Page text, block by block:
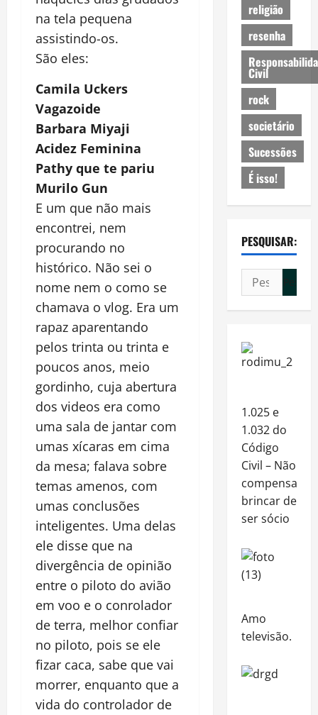
na tela pequena
assistindo-os.
São eles:
Camila Uckers
Vagazoide
Barbara Miyaji
Acidez Feminina
Pathy que te pariu
Murilo Gun
E um que não mais
encontrei, nem
procurando no
histórico. Não sei o
nome nem o como se
chamava o vlog. Era um
rapaz aparentando
pelos trinta ou trinta e
poucos anos, meio
gordinho, cuja abertura
dos videos era como
uma sala de jantar com
umas xícaras em cima
da mesa; falava sobre
temas amenos, com
umas conclusões
inteligentes. Uma delas
ele disse que na
divergência de opinião
entre o piloto do avião
em voo e o conrolador
de terra, melhor confiar
no piloto, pois se ele
fizar caca, sabe que vai
morrer, enquanto que a
vida do controlador de
religião
resenha
Civil
rock
societário
Sucessões
É isso!
PESQUISAR:
Pesquisar
por:
1.025 e
1.032 do
Código
Civil – Não
compensa
brincar de
ser sócio
Amo
televisão.